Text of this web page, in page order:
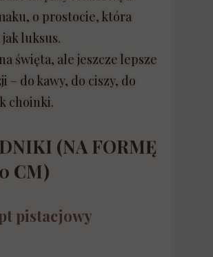
o prostocie, która
luksus.
święta, ale jeszcze lepsze
– do kawy, do ciszy, do
choinki.
(NA FORMĘ
CM)
pistacjowy